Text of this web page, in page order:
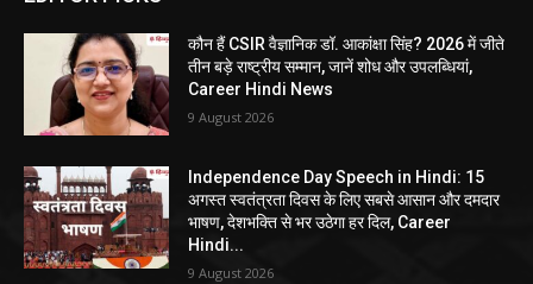
कौन हैं CSIR वैज्ञानिक डॉ. आकांक्षा सिंह? 2026 में जीते
तीन बड़े राष्ट्रीय सम्मान, जानें शोध और उपलब्धियां,
Career Hindi News
9 August 2026
Independence Day Speech in Hindi: 15
अगस्त स्वतंत्रता दिवस के लिए सबसे आसान और दमदार
भाषण, देशभक्ति से भर उठेगा हर दिल, Career
Hindi...
9 August 2026